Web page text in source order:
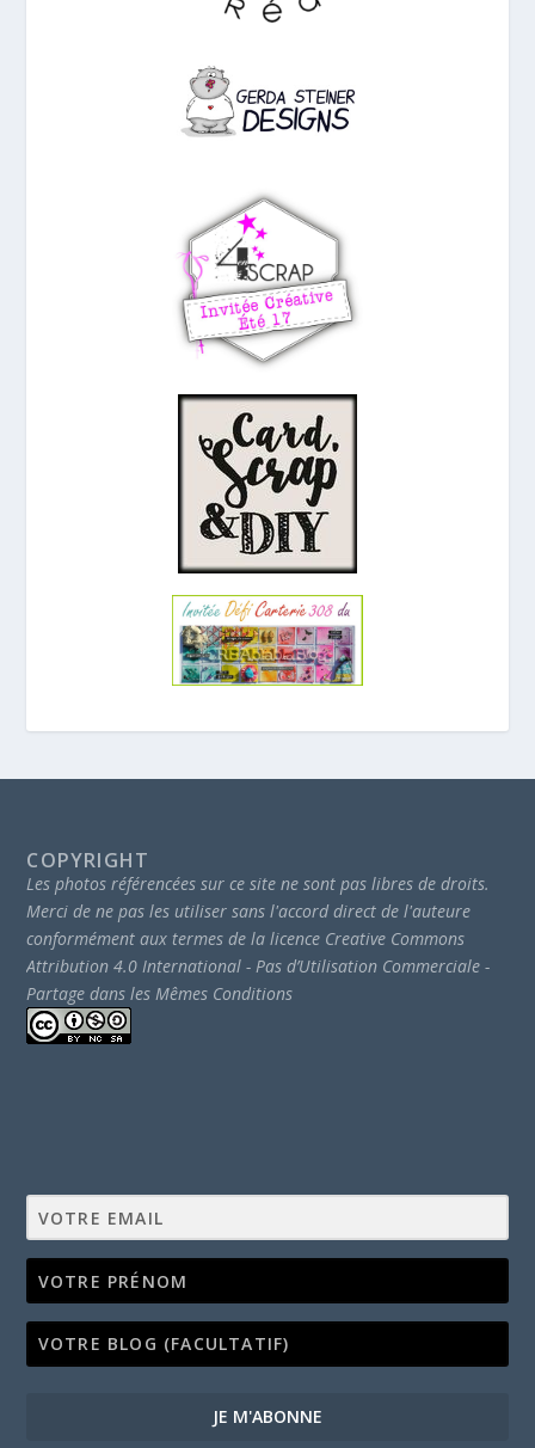
COPYRIGHT
Les photos référencées sur ce site ne sont pas libres de droits.
Merci de ne pas les utiliser sans l'accord direct de l'auteure
conformément aux termes de la licence Creative Commons
Attribution 4.0 International - Pas d’Utilisation Commerciale -
Partage dans les Mêmes Conditions
JE M'ABONNE